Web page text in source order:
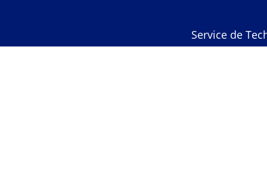
Service de